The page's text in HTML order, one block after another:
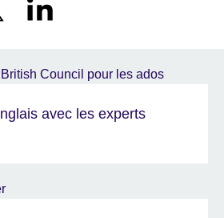
avec les experts